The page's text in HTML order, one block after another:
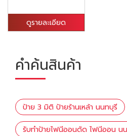
ดูรายละเอียด
คำค้นสินค้า
ป้าย 3 มิติ ป้ายร้านเหล้า นนทบุรี
รับทำป้ายไฟนีออนดัด ไฟนีออน น